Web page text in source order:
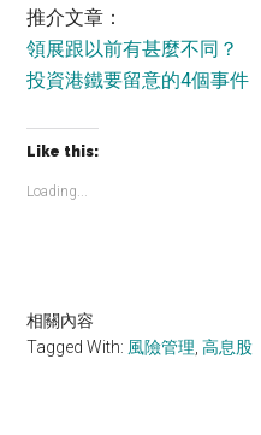
推介文章：
領展跟以前有甚麼不同？
投資港鐵要留意的4個事件
Like this:
Loading...
相關內容
Tagged With: 風險管理 ,高息股